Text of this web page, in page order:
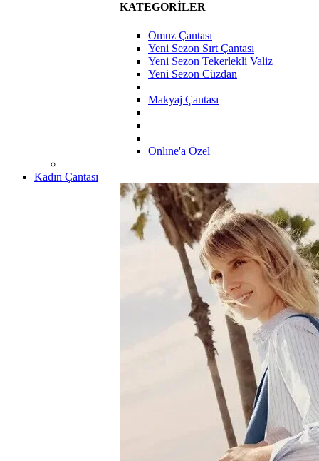
KATEGORİLER
Omuz Çantası
Yeni Sezon Sırt Çantası
Yeni Sezon Tekerlekli Valiz
Yeni Sezon Cüzdan
Makyaj Çantası
Onlıne'a Özel
Kadın Çantası